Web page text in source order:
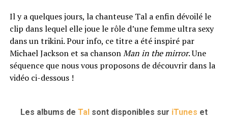
Il y a quelques jours, la chanteuse Tal a enfin dévoilé le
clip dans lequel elle joue le rôle d’une femme ultra sexy
dans un trikini. Pour info, ce titre a été inspiré par
Michael Jackson et sa chansonMan in the mirror. Une
séquence que nous vous proposons de découvrir dans la
vidéo ci-dessous !
Les albums de Talsont disponibles sur iTunes et